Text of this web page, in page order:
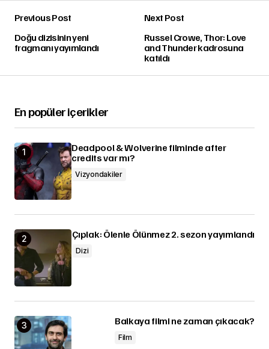
Previous Post
Doğu dizisinin yeni
fragmanı yayımlandı
Next Post
Russel Crowe, Thor: Love
and Thunder kadrosuna
katıldı
En popüler içerikler
Deadpool & Wolverine filminde after
credits var mı?
Vizyondakiler
Çıplak: Ölenle Ölünmez 2. sezon yayımlandı
Dizi
Balkaya filmi ne zaman çıkacak?
Film